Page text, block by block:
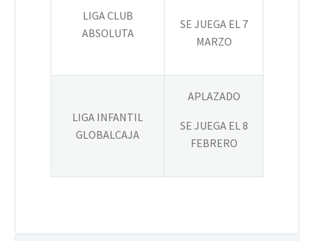
LIGA CLUB
ABSOLUTA
SE JUEGA EL 7
MARZO
LIGA INFANTIL
GLOBALCAJA
APLAZADO
SE JUEGA EL 8
FEBRERO